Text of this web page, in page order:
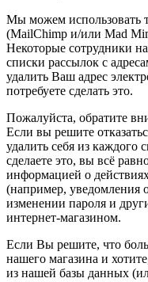
Мы можем использовать
(MailChimp и/или Mad
Некоторые сотрудники
списки рассылок с
удалить Ваш адрес
потребуете сделать это.
Пожалуйста, обратите
Если вы решите
удалить себя из каждого
сделаете это, вы всё
информацией о
(например, уведомления
изменении пароля и
интернет-магазином.
Если Вы решите, что
нашего магазина и
из нашей базы данных